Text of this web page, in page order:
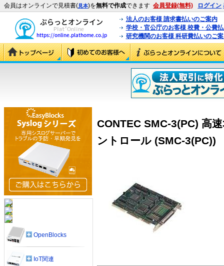
会員はオンラインで見積書(見本)を無料で作成できます 会員登録(無料) ログイン
法人のお客様 請求書払いのご案内
学校・官公庁のお客様 校費・公費
研究機関のお客様 科研費払いのご
CONTEC SMC-3(PC) 高
ントロール (SMC-3(PC))
OpenBlocks
IoT関連